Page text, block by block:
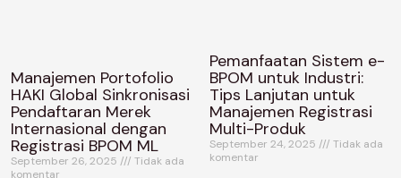
Manajemen Portofolio
HAKI Global Sinkronisasi
Pendaftaran Merek
Internasional dengan
Registrasi BPOM ML
September 26, 2025
Tidak ada
komentar
Pemanfaatan Sistem e-
BPOM untuk Industri:
Tips Lanjutan untuk
Manajemen Registrasi
Multi-Produk
September 24, 2025
Tidak ada
komentar